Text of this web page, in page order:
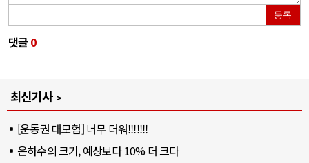
등록
댓글 0
최신기사
[운동권 대모험] 너무 더워!!!!!!!
은하수의 크기, 예상보다 10% 더 크다